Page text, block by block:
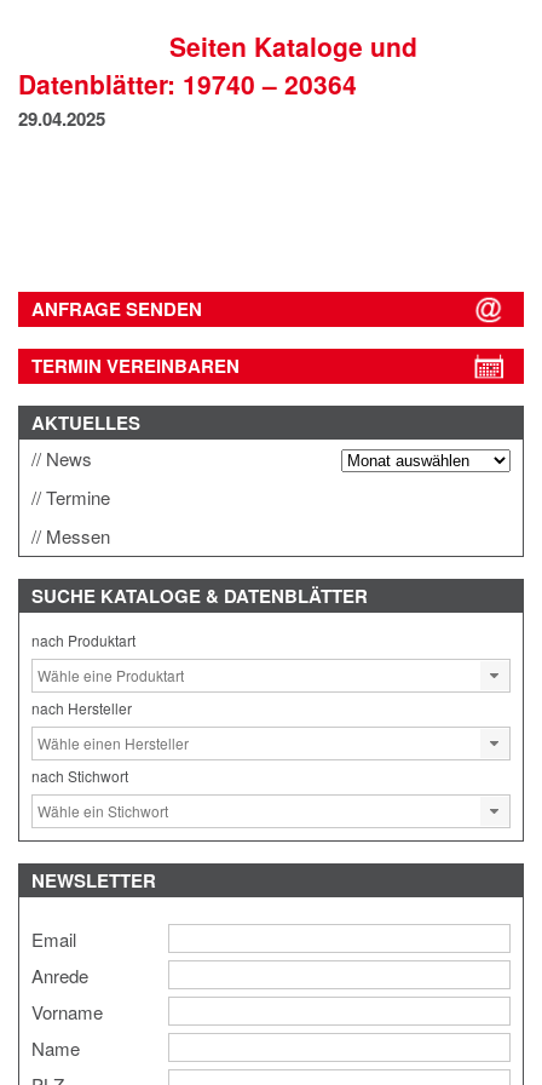
DATENSCHUTZSeiten Kataloge und
Datenblätter: 19740 – 20364
29.04.2025
ANFRAGE SENDEN
TERMIN VEREINBAREN
AKTUELLES
News
Termine
Messen
SUCHE KATALOGE & DATENBLÄTTER
nach Produktart
nach Hersteller
nach Stichwort
NEWSLETTER
Email
Anrede
Vorname
Name